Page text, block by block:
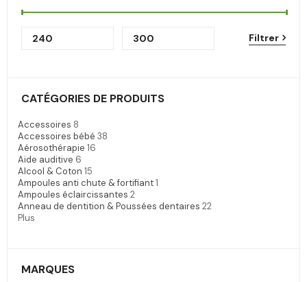
Filtrer
CATÉGORIES DE PRODUITS
Accessoires 8
Accessoires bébé 38
Aérosothérapie 16
Aide auditive 6
Alcool & Coton 15
Ampoules anti chute & fortifiant1
Ampoules éclaircissantes 2
Anneau de dentition & Poussées dentaires 22
Plus
MARQUES